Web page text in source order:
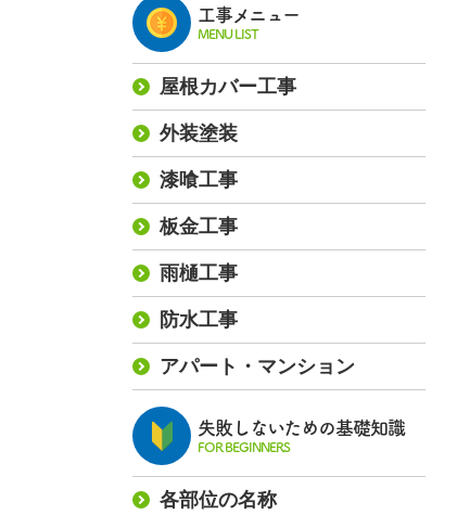
工事メニュー
MENU LIST
屋根カバー工事
外装塗装
漆喰工事
板金工事
雨樋工事
防水工事
アパート・マンション
失敗しないための基礎知識
FOR BEGINNERS
各部位の名称